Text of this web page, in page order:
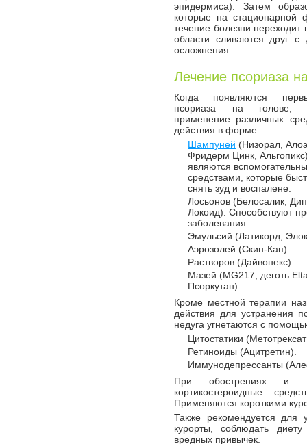
эпидермиса). Затем
которые на стационарной
течение болезни переходит
области сливаются друг с
осложнения.
Лечение псориаза
Когда появляются
псориаза на голове,
применение различных
действия в форме:
Шампуней (Низорал,
Фридерм Цинк,
являются
средствами, которые
снять зуд и воспалене.
Лосьонов (Белосалик,
Локоид). Способствуют
заболевания.
Эмульсий (Латикорд,
Аэрозолей (Скин-Кап).
Растворов (Дайвонекс).
Мазей (MG217, деготь
Псоркутан).
Кроме местной терапии
действия для устранения
недуга угнетаются с
Цитостатики
Ретиноиды (Ацитретин).
Иммунодепрессанты
При обострениях и
кортикостероидные
Применяются короткими
Также рекомендуется для
курорты, соблюдать
вредных привычек.